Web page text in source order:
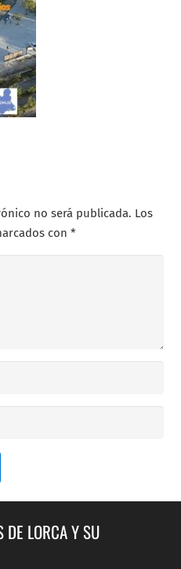
no será publicada. Los
con *
DE LORCA Y SU